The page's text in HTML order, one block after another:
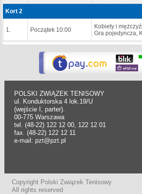
Kort 2
1. Początek 10:00
Kobiety i
Gra pojedyncza,
POLSKI ZWIĄZEK TENISOWY
ul. Konduktorska 4 lok.19/U
(wejście I, parter).
00-775 Warszawa
tel. (48-22) 122 12 00, 122 12 01
fax. (48-22) 122 12 11
e-mail: pzt@pzt.pl
Copyright Polski Związek Tenisowy.
All rights reserved